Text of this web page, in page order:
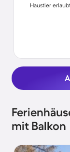
Haustier
mit Balkon